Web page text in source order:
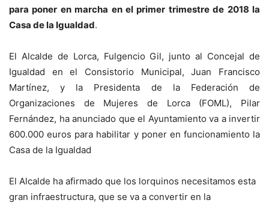
para poner en marcha en el primer trimestre de 2018 la
Casa de la Igualdad.
El Alcalde de Lorca, Fulgencio Gil, junto al Concejal de
Igualdad en el Consistorio Municipal, Juan Francisco
Martínez, y la Presidenta de la Federación de
Organizaciones de Mujeres de Lorca (FOML), Pilar
Fernández, ha anunciado que el Ayuntamiento va a invertir
600.000 euros para habilitar y poner en funcionamiento la
Casa de la Igualdad
El Alcalde ha afirmado que los lorquinos necesitamos esta
gran infraestructura, que se va a convertir en la